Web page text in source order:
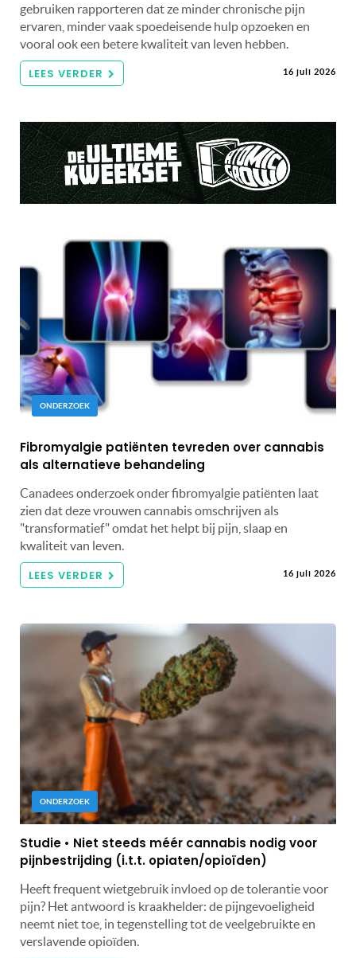
gebruiken rapporteren dat ze minder chronische pijn
ervaren, minder vaak spoedeisende hulp opzoeken en
vooral ook een betere kwaliteit van leven hebben.
LEES VERDER 16 juli 2026
ONDERZOEK
Fibromyalgie patiënten tevreden over cannabis
als alternatieve behandeling
Canadees onderzoek onder fibromyalgie patiënten laat
zien dat deze vrouwen cannabis omschrijven als
"transformatief" omdat het helpt bij pijn, slaap en
kwaliteit van leven.
LEES VERDER 16 juli 2026
ONDERZOEK
Studie • Niet steeds méér cannabis nodig voor
pijnbestrijding (i.t.t. opiaten/opioïden)
Heeft frequent wietgebruik invloed op de tolerantie voor
pijn? Het antwoord is kraakhelder: de pijngevoeligheid
neemt niet toe, in tegenstelling tot de veelgebruikte en
verslavende opioïden.